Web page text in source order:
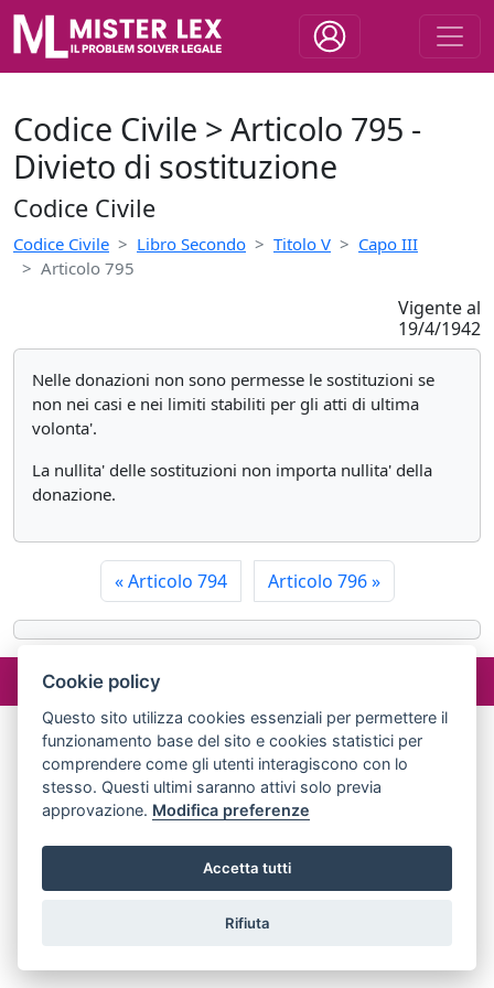
Codice Civile > Articolo 795 -
Divieto di sostituzione
Codice Civile
Codice Civile Libro Secondo Titolo V
Capo III
Articolo 795
Vigente al
19/4/1942
Nelle donazioni non sono permesse le sostituzioni se
non nei casi e nei limiti stabiliti per gli atti di ultima
volonta'.
La nullita' delle sostituzioni non importa nullita' della
donazione.
«Articolo 794 Articolo 796»
©2024 misterlex.it -
Cookie policy
Questo sito utilizza cookies essenziali per permettere il
funzionamento base del sito e cookies statistici per
comprendere come gli utenti interagiscono con lo
stesso. Questi ultimi saranno attivi solo previa
approvazione. Modifica preferenze
Accetta tutti
Rifiuta